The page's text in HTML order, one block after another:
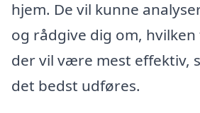
hjem. De vil kunne
og rådgive dig om,
der vil være mest effektiv,
det bedst udføres.